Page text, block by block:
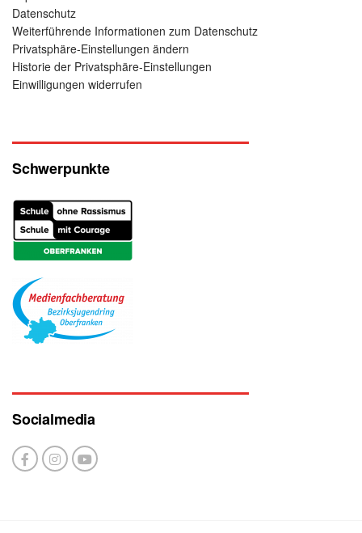
Datenschutz
Weiterführende Informationen zum Datenschutz
Privatsphäre-Einstellungen ändern
Historie der Privatsphäre-Einstellungen
Einwilligungen widerrufen
Schwerpunkte
Socialmedia